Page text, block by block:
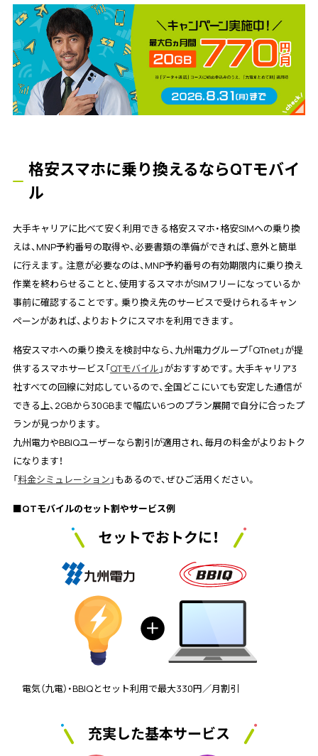
格安スマホに乗り換えるならQTモバイ
ル
大手キャリアに比べて安く利用できる格安スマホ・格安SIMへの乗り換
えは、MNP予約番号の取得や、必要書類の準備ができれば、意外と簡単
に行えます。注意が必要なのは、MNP予約番号の有効期限内に乗り換え
作業を終わらせることと、使用するスマホがSIMフリーになっているか
事前に確認することです。乗り換え先のサービスで受けられるキャン
ペーンがあれば、よりおトクにスマホを利用できます。
格安スマホへの乗り換えを検討中なら、九州電力グループ「QTnet」が提
供するスマホサービス「QTモバイル 」がおすすめです。大手キャリア3
社すべての回線に対応しているので、全国どこにいても安定した通信が
できる上、2GBから30GBまで幅広い6つのプラン展開で自分に合ったプ
ランが見つかります。
九州電力やBBIQユーザーなら割引が適用され、毎月の料金がよりおトク
になります！
「料金シミュレーション 」もあるので、ぜひご活用ください。
■QTモバイルのセット割やサービス例
セットでおトクに！
電気（九電）・BBIQとセット利用で最大330円／月割引
充実した基本サービス